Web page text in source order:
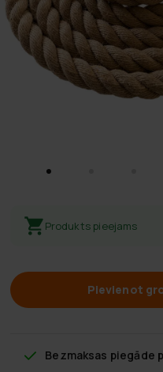
Produkts pieejams
Pievienot
Bezmaksas piegāde